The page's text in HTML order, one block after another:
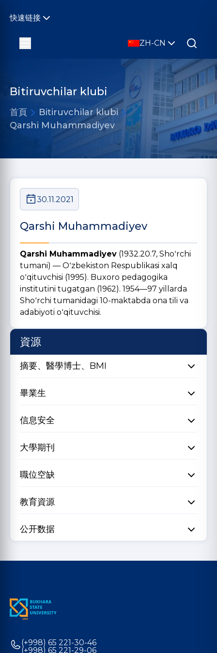
快速链接
ZH-CN
Bitiruvchilar klubi
首頁
Bitiruvchilar klubi
Qarshi Muhammadiyev
30.11.2021
Qarshi Muhammadiyev
Qarshi Muhammadiyev (1932.20.7, Shoʻrchi
tumani) — Oʻzbekiston Respublikasi xalq
oʻqituvchisi (1995). Buxoro pedagogika
institutini tugatgan (1962). 1954—97 yillarda
Shoʻrchi tumanidagi 10-maktabda ona tili va
adabiyoti oʻqituvchisi.
資源
摘要、醫學博士、BMI
畢業生
信息安全
大學期刊
職位空缺
教育資源
公开数据
(+998) 65 221-30-46
(+998) 65 221-29-06